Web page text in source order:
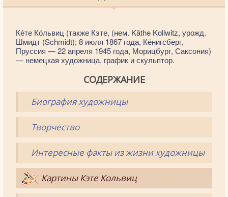
Ке́те Ко́львиц (также Кэте, (нем. Käthe Kollwitz, урожд.
Шмидт (Schmidt); 8 июля 1867 года, Кёнигсберг,
Пруссия — 22 апреля 1945 года, Морицбург, Саксония)
— немецкая художница, график и скульптор.
СОДЕРЖАНИЕ
Биография художницы
Творчество
Интересные факты из жизни художницы
Картины Кэте Кольвиц